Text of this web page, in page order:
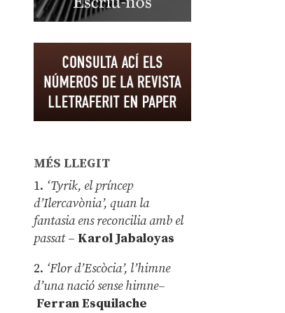
MÉS LLEGIT
1. ‘Tyrik, el príncep
d’Ilercavònia’, quan la
fantasia ens reconcilia amb el
passat– Karol Jabaloyas
2. ‘Flor d’Escòcia’, l’himne
d’una nació sense himne–
Ferran Esquilache